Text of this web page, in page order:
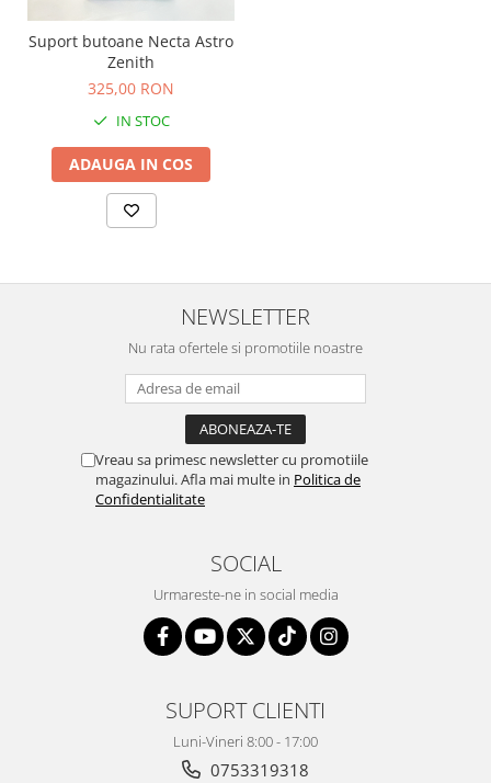
Suport butoane Necta Astro
Zenith
325,00 RON
IN STOC
ADAUGA IN COS
NEWSLETTER
Nu rata ofertele si promotiile noastre
Vreau sa primesc newsletter cu promotiile
magazinului. Afla mai multe in Politica de
Confidentialitate
SOCIAL
Urmareste-ne in social media
SUPORT CLIENTI
Luni-Vineri 8:00 - 17:00
0753319318